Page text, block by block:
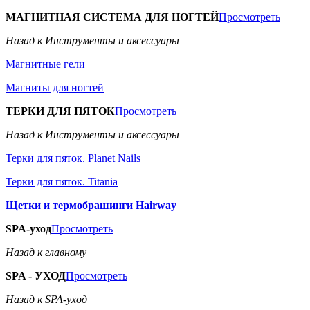
МАГНИТНАЯ СИСТЕМА ДЛЯ НОГТЕЙПросмотреть
Назад к Инструменты и аксессуары
Магнитные гели
Магниты для ногтей
ТЕРКИ ДЛЯ ПЯТОКПросмотреть
Назад к Инструменты и аксессуары
Терки для пяток. Planet Nails
Терки для пяток. Titania
Щетки и термобрашинги Hairway
SPA-уходПросмотреть
Назад к главному
SPA - УХОДПросмотреть
Назад к SPA-уход